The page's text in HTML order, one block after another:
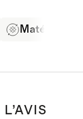
Matériaux